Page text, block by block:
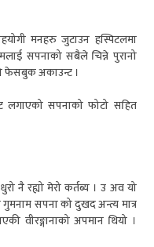
मनहरु जुटाउन हस्पिटलमा
सपनाको सबैले चिन्ने पुरानो
फेसबुक अकाउन्ट ।
लगाएको सपनाको फोटो सहित
नै रह्यो मेरो कर्तब्य । उ अव यो
गुमनाम सपना को दुखद अन्त्य मात्र
वीरङ्गानाको अपमान थियो ।